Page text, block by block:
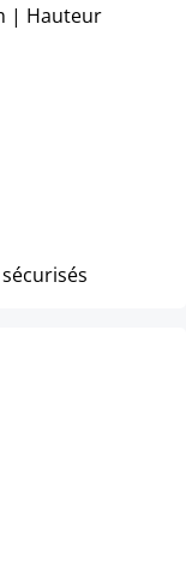
| Hauteur